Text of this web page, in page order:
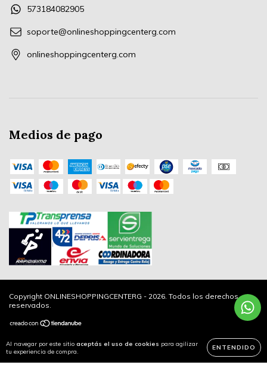
Al navegar por este sitio aceptás el uso de cookies para agilizar
tu experiencia de compra.
ENTENDIDO
573184082905
soporte@onlineshoppingcenterg.com
onlineshoppingcenterg.com
Medios de pago
Copyright ONLINESHOPPINGCENTERG - 2026. Todos los derechos
reservados.